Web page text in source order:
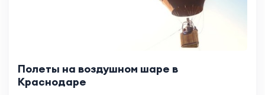
Полеты на воздушном шаре в
Краснодаре